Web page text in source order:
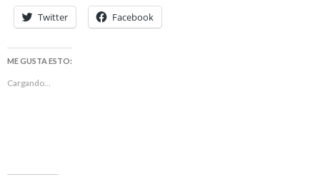
Twitter Facebook
ME GUSTA ESTO:
Cargando...